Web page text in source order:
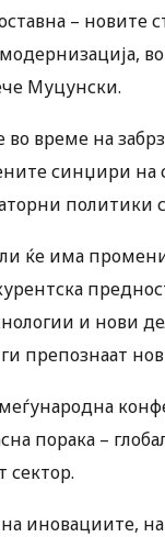
– новите
Муцунски.
време на
синџири на
политики
ќе има
и нови
препознаат
порака –
сектор.
иновациите,